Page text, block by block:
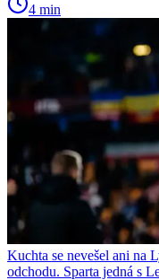
4 min
Kuchta se nevešel ani na
odchodu. Sparta jedná s